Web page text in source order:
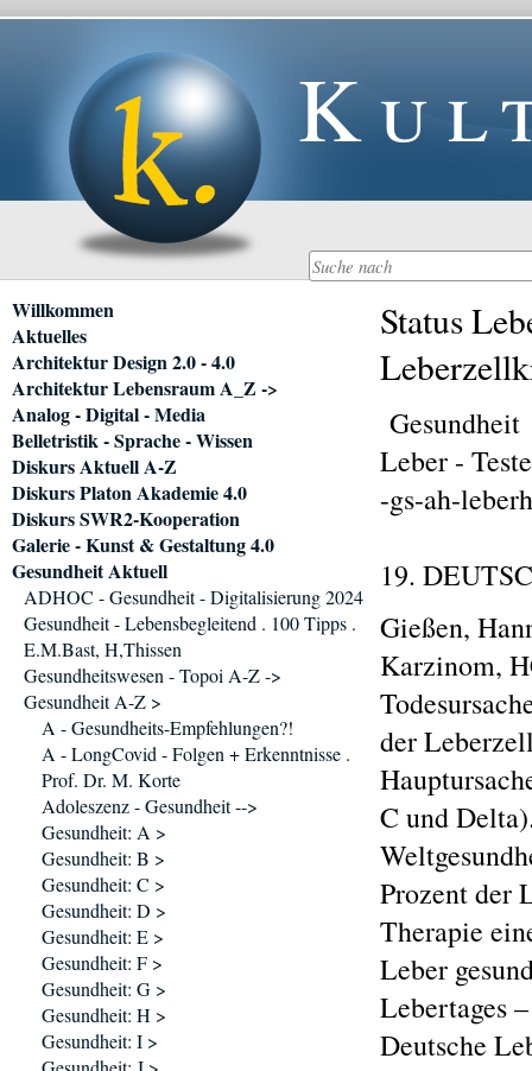
Status
Leber -
-gs-ah-
19.
Gießen,
Karzinom,
der
C und
Prozent der
Therapie
Leber
Lebertages
Deutsche
Navigation
überspringen
Willkommen
Aktuelles
Architektur Design 2.0 - 4.0
Architektur Lebensraum A_Z ->
Analog - Digital - Media
Belletristik - Sprache - Wissen
Diskurs Aktuell A-Z
Diskurs Platon Akademie 4.0
Diskurs SWR2-Kooperation
Galerie - Kunst & Gestaltung 4.0
Gesundheit Aktuell
ADHOC - Gesundheit - Digitalisierung 2024
Gesundheit - Lebensbegleitend . 100 Tipps .
E.M.Bast, H,Thissen
Gesundheitswesen - Topoi A-Z ->
Gesundheit A-Z >
A - Gesundheits-Empfehlungen?!
A - LongCovid - Folgen + Erkenntnisse .
Prof. Dr. M. Korte
Adoleszenz - Gesundheit -->
Gesundheit: A >
Gesundheit: B >
Gesundheit: C >
Gesundheit: D >
Gesundheit: E >
Gesundheit: F >
Gesundheit: G >
Gesundheit: H >
Gesundheit: I >